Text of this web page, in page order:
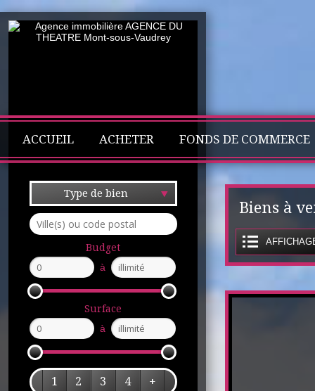
ACCUEIL ACHETER FONDS DE COMMERCE
Type de bien
Budget
à
Surface
à
1 2 3 4 +
Biens à